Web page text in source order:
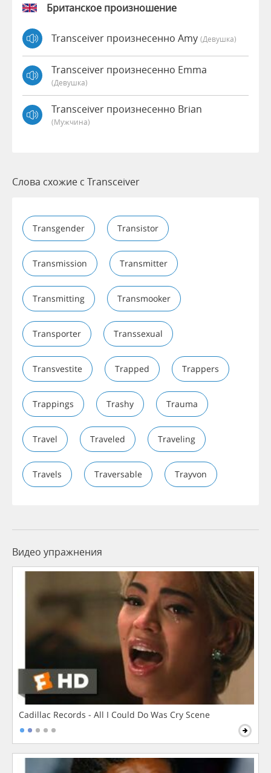
Британское произношение
Transceiver произнесенно Amy (девушка)
Transceiver произнесенно Emma
(девушка)
Transceiver произнесенно Brian
(мужчина)
Слова схожие с Transceiver
Transgender Transistor
Transmission Transmitter
Transmitting Transmooker
Transporter Transsexual
Transvestite Trapped Trappers
Trappings Trashy Trauma
Travel Traveled Traveling
Travels Traversable Trayvon
Видео упражнения
Cadillac Records - All I Could Do Was Cry Scene